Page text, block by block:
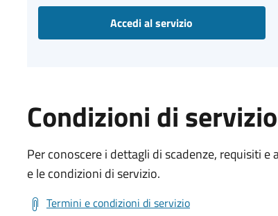
Accedi al servizio
Condizioni di servizio
Per conoscere i dettagli di scadenze, requisiti
e le condizioni di servizio.
Termini e condizioni di servizio